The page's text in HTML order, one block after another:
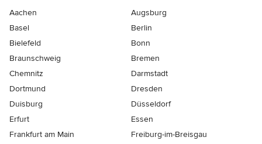
Aachen
Augsburg
Basel
Berlin
Bielefeld
Bonn
Braunschweig
Bremen
Chemnitz
Darmstadt
Dortmund
Dresden
Duisburg
Düsseldorf
Erfurt
Essen
Frankfurt am Main
Freiburg-im-Breisgau